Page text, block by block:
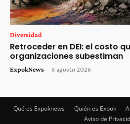
Diversidad
Retroceder en DEI: el costo
organizaciones subestiman
ExpokNews - 6 agosto 2026
Qué es Expoknews Quién es Expok
Aviso de